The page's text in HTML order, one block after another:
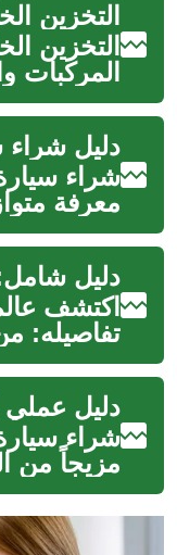
التخزين
المركبات
مساحات
بدلاً من
شراء
معرفة
وفهم
تزايد
اكتشف
تفاصيله:
وكيفية
نصائح
دليل
شراء
مزيجاً من
السوق،
في هذا
أساسية...